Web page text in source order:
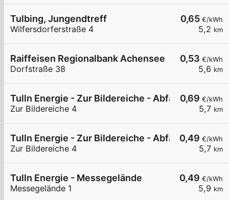
0,65 €/kWh
5,2 km
Tulbing, Jungendtreff
Wilfersdorferstraße 4
0,53 €/kWh
5,6 km
Raiffeisen Regionalbank Achensee
Dorfstraße 38
0,69 €/kWh
5,7 km
Tulln Energie - Zur Bildereiche - Abfahrt Tulln S5
Zur Bildereiche 4
0,49 €/kWh
5,7 km
Tulln Energie - Zur Bildereiche - Abfahrt Tulln S5
Zur Bildereiche 4
0,49 €/kWh
5,9 km
Tulln Energie - Messegelände
Messegelände 1